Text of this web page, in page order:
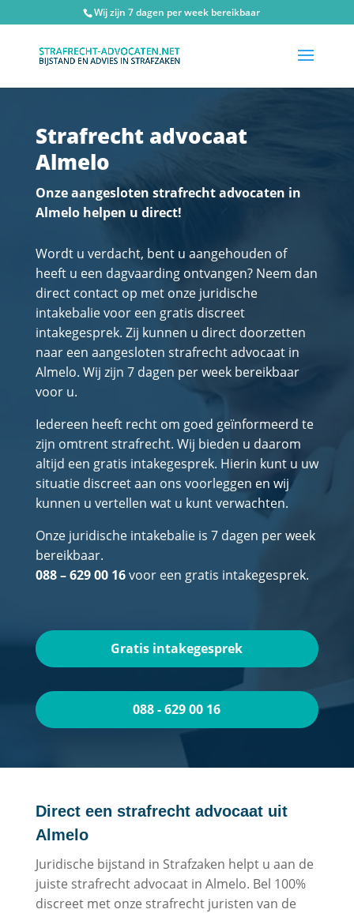
Wij zijn 7 dagen per week bereikbaar
Strafrecht advocaat
Almelo
Onze aangesloten strafrecht advocaten in
Almelo helpen u direct!
Wordt u verdacht, bent u aangehouden of
heeft u een dagvaarding ontvangen? Neem dan
direct contact op met onze juridische
intakebalie voor een gratis discreet
intakegesprek. Zij kunnen u direct doorzetten
naar een aangesloten strafrecht advocaat in
Almelo. Wij zijn 7 dagen per week bereikbaar
voor u.
Iedereen heeft recht om goed geïnformeerd te
zijn omtrent strafrecht. Wij bieden u daarom
altijd een gratis intakegesprek. Hierin kunt u uw
situatie discreet aan ons voorleggen en wij
kunnen u vertellen wat u kunt verwachten.
Onze juridische intakebalie is 7 dagen per week
bereikbaar.
088 – 629 00 16voor een gratis intakegesprek.
Gratis intakegesprek
088 - 629 00 16
Direct een strafrecht advocaat uit
Almelo
Juridische bijstand in Strafzaken helpt u aan de
juiste strafrecht advocaat in Almelo. Bel 100%
discreet met onze strafrecht juristen van de